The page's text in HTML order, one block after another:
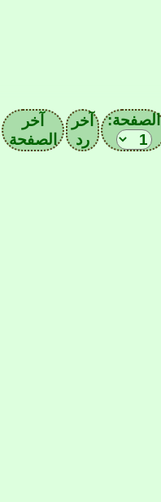
الصفحة:
آخر
رد
آخر
الصفحة